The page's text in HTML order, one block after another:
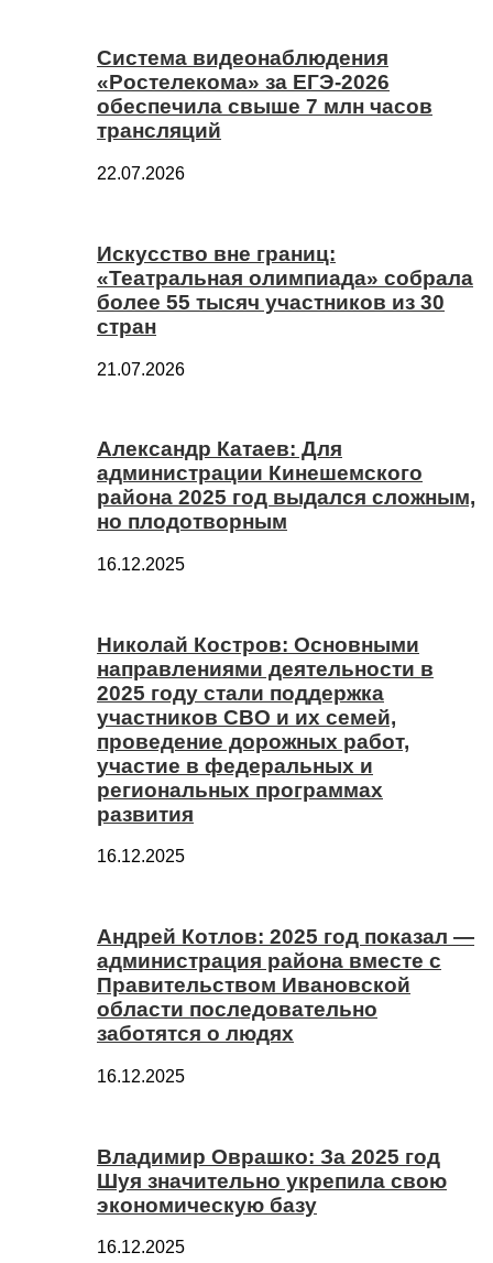
Система видеонаблюдения
«Ростелекома» за ЕГЭ-2026
обеспечила свыше 7 млн часов
трансляций
22.07.2026
Искусство вне границ:
«Театральная олимпиада» собрала
более 55 тысяч участников из 30
стран
21.07.2026
Александр Катаев: Для
администрации Кинешемского
района 2025 год выдался сложным,
но плодотворным
16.12.2025
Николай Костров: Основными
направлениями деятельности в
2025 году стали поддержка
участников СВО и их семей,
проведение дорожных работ,
участие в федеральных и
региональных программах
развития
16.12.2025
Андрей Котлов: 2025 год показал —
администрация района вместе с
Правительством Ивановской
области последовательно
заботятся о людях
16.12.2025
Владимир Оврашко: За 2025 год
Шуя значительно укрепила свою
экономическую базу
16.12.2025